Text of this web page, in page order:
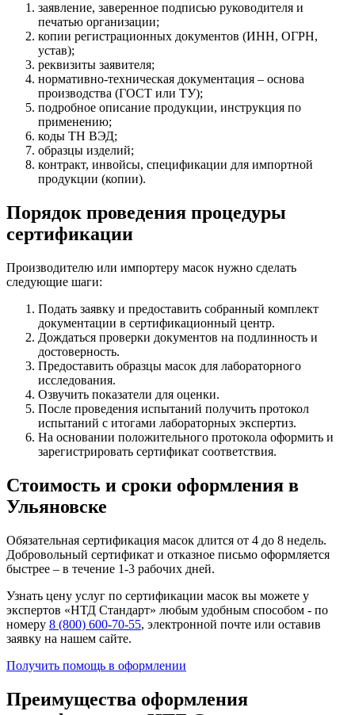
заявление, заверенное подписью руководителя и
печатью организации;
копии регистрационных документов (ИНН, ОГРН,
устав);
реквизиты заявителя;
нормативно-техническая документация – основа
производства (ГОСТ или ТУ);
подробное описание продукции, инструкция по
применению;
коды ТН ВЭД;
образцы изделий;
контракт, инвойсы, спецификации для импортной
продукции (копии).
Порядок проведения процедуры
сертификации
Производителю или импортеру масок нужно сделать
следующие шаги:
Подать заявку и предоставить собранный комплект
документации в сертификационный центр.
Дождаться проверки документов на подлинность и
достоверность.
Предоставить образцы масок для лабораторного
исследования.
Озвучить показатели для оценки.
После проведения испытаний получить протокол
испытаний с итогами лабораторных экспертиз.
На основании положительного протокола оформить и
зарегистрировать сертификат соответствия.
Стоимость и сроки оформления в
Ульяновске
Обязательная сертификация масок длится от 4 до 8 недель.
Добровольный сертификат и отказное письмо оформляется
быстрее – в течение 1-3 рабочих дней.
Узнать цену услуг по сертификации масок вы можете у
экспертов «НТД Стандарт» любым удобным способом - по
номеру 8 (800) 600-70-55, электронной почте или оставив
заявку на нашем сайте.
Получить помощь в оформлении
Преимущества оформления